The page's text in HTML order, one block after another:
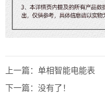
上一篇： 单相智能电能表
下一篇：没有了！